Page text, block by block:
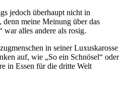
jedoch überhaupt nicht in
denn meine Meinung über das
war alles andere als rosig.
in seiner Luxuskarosse
auf, wie „So ein Schnösel“ oder
in Essen für die dritte Welt